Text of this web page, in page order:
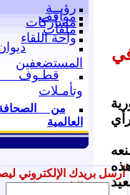
رؤيــة
مواقف
مشاركات
ملفات
واحة اللقاء
المستضعفين
قطـوف
وتأمـلات
من
العالمية
أرسل بريدك الإلكتروني
إليك جديدنا